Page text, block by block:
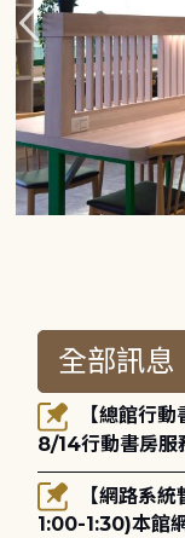
8/14行動書房服
1:00-1:30)本館